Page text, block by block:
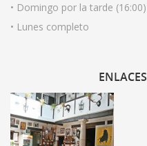
• Domingo por la tarde (16:00)
• Lunes completo
ENLACES